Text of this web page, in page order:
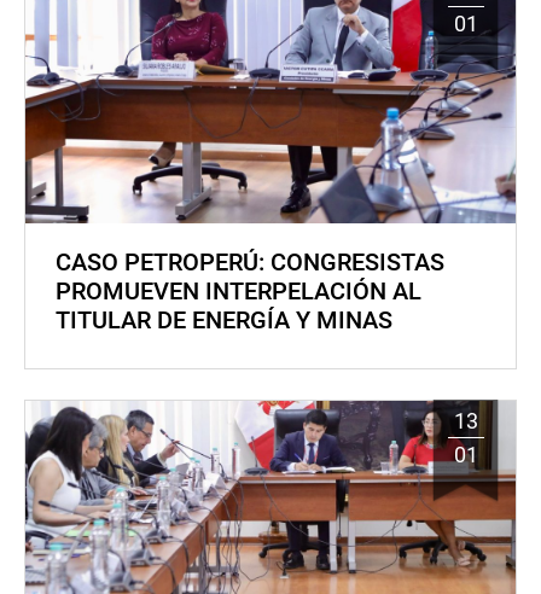
01
CASO PETROPERÚ: CONGRESISTAS
PROMUEVEN INTERPELACIÓN AL
TITULAR DE ENERGÍA Y MINAS
13
01